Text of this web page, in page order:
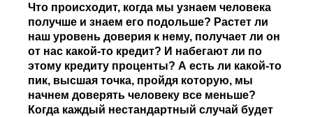
Что происходит, когда мы узнаем человека
получше и знаем его подольше? Растет ли
наш уровень доверия к нему, получает ли он
от нас какой-то кредит? И набегают ли по
этому кредиту проценты? А есть ли какой-то
пик, высшая точка, пройдя которую, мы
начнем доверять человеку все меньше?
Когда каждый нестандартный случай будет